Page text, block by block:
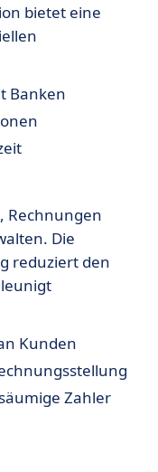
bietet eine
Banken
Rechnungen
Die
reduziert den
Kunden
Zahler